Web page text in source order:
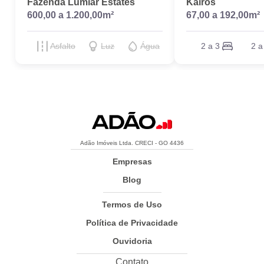
Fazenda Lumiar Estates
600,00 a 1.200,00m²
Asfalto Luz Água
Kairós
67,00 a 192,00m²
2 a 3 2
Adão Imóveis Ltda. CRECI - GO 4436
Empresas
Blog
Termos de Uso
Política de Privacidade
Ouvidoria
Contato